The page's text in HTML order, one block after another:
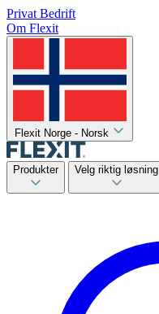
Privat Bedrift
Om Flexit
Flexit Norge - Norsk
Produkter Velg riktig løsning